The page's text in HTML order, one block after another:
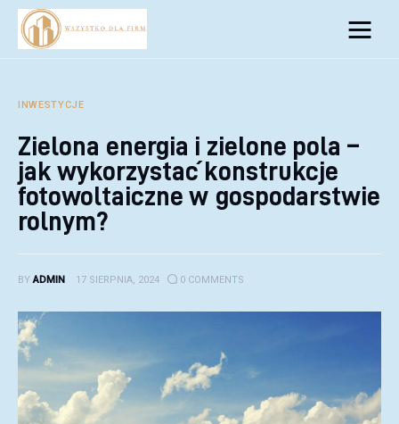
Biznes
Inwestycje
Rozwój
Technologie
Porady
INWESTYCJE
Zielona energia i zielone pola –
jak wykorzystać konstrukcje
fotowoltaiczne w gospodarstwie
rolnym?
BY ADMIN 17 SIERPNIA, 2024 0 COMMENTS